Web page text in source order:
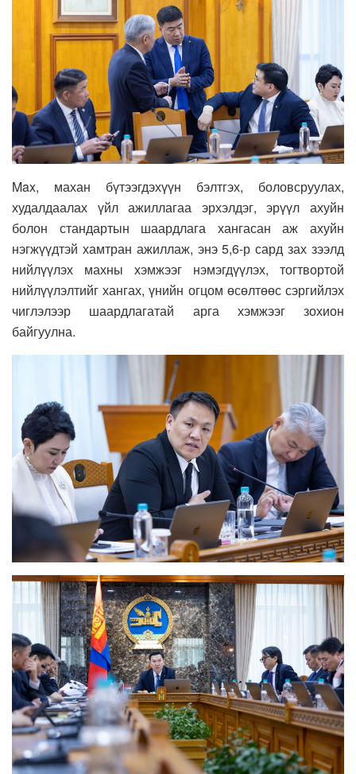
Max, махан бүтээгдэхүүн бэлтгэх, боловсруулах,
худалдаалах үйл ажиллагаа эрхэлдэг, эрүүл ахуйн
болон стандартын шаардлага хангасан аж ахуйн
нэгжүүдтэй хамтран ажиллаж, энэ 5,6-р сард зах зээлд
нийлүүлэх махны хэмжээг нэмэгдүүлэх, тогтвортой
нийлүүлэлтийг хангах, үнийн огцом өсөлтөөс сэргийлэх
чиглэлээр шаардлагатай арга хэмжээг зохион
байгуулна.